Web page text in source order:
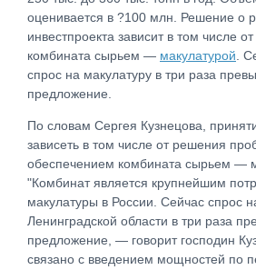
оценивается в ?100 млн. Решение о
инвестпроекта зависит в том числе
комбината сырьем — макулатурой.
спрос на макулатуру в три раза
предложение.
По словам Сергея Кузнецова,
зависеть в том числе от решения
обеспечением комбината сырьем —
"Комбинат является крупнейшим
макулатуры в России. Сейчас спрос
Ленинградской области в три раза
предложение, — говорит господин
связано с введением мощностей по